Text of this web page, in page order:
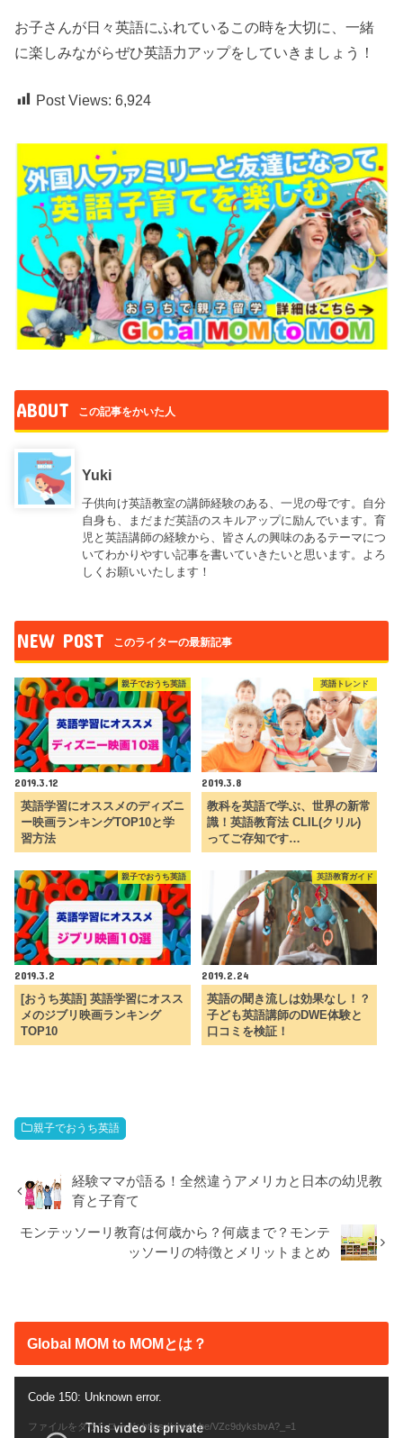
お子さんが日々英語にふれているこの時を大切に、一緒
に楽しみながらぜひ英語力アップをしていきましょう！
Post Views: 6,924
ABOUT この記事をかいた人
Yuki
子供向け英語教室の講師経験のある、一児の母です。自分
自身も、まだまだ英語のスキルアップに励んでいます。育
児と英語講師の経験から、皆さんの興味のあるテーマにつ
いてわかりやすい記事を書いていきたいと思います。よろ
しくお願いいたします！
NEW POST このライターの最新記事
親子でおうち英語
2019.3.12
英語学習にオススメのディズニ
ー映画ランキングTOP10と学
習方法
英語トレンド
2019.3.8
教科を英語で学ぶ、世界の新常
識！英語教育法 CLIL(クリル)
ってご存知です…
親子でおうち英語
2019.3.2
[おうち英語] 英語学習にオスス
メのジブリ映画ランキング
TOP10
英語教育ガイド
2019.2.24
英語の聞き流しは効果なし！？
子ども英語講師のDWE体験と
口コミを検証！
親子でおうち英語
経験ママが語る！全然違うアメリカと日本の幼児教
育と子育て
モンテッソーリ教育は何歳から？何歳まで？モンテ
ッソーリの特徴とメリットまとめ
Global MOM to MOMとは？
Code 150: Unknown error.
ファイルをダウンロード: https://youtu.be/VZc9dyksbvA?_=1